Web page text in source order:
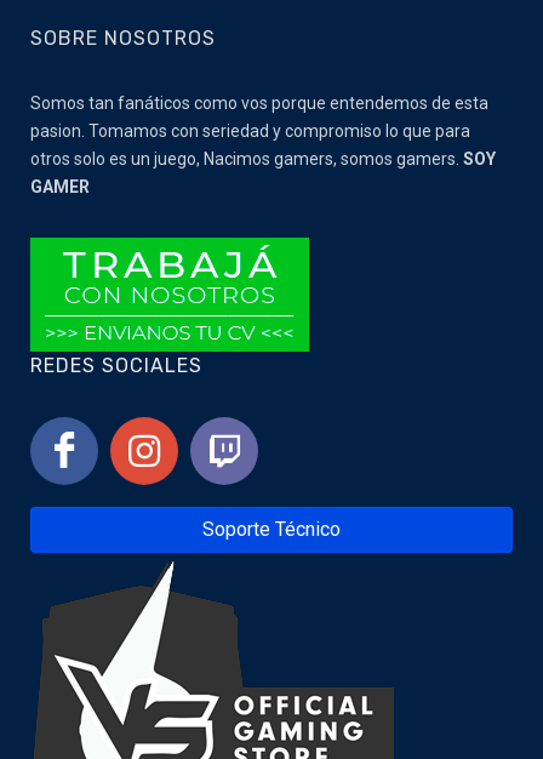
SOBRE NOSOTROS
Somos tan fanáticos como vos porque entendemos de esta
pasion. Tomamos con seriedad y compromiso lo que para
otros solo es un juego, Nacimos gamers, somos gamers. SOY
GAMER
REDES SOCIALES
Soporte Técnico